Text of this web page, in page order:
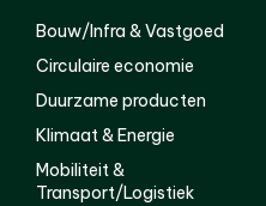
Bouw/Infra & Vastgoed
Circulaire economie
Duurzame producten
Klimaat & Energie
Mobiliteit &
Transport/Logistiek